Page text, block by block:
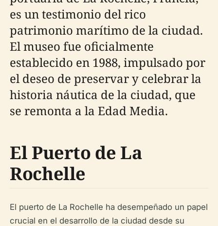
es un testimonio del rico
patrimonio marítimo de la ciudad.
El museo fue oficialmente
establecido en 1988, impulsado por
el deseo de preservar y celebrar la
historia náutica de la ciudad, que
se remonta a la Edad Media.
El Puerto de La
Rochelle
El puerto de La Rochelle ha desempeñado un papel
crucial en el desarrollo de la ciudad desde su